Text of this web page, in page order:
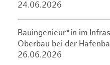
24.06.2026
Bauingenieur*in im
Oberbau bei der
26.06.2026